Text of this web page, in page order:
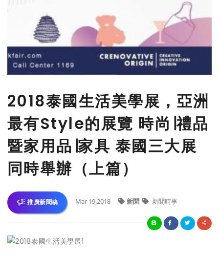
2018泰國生活美學展，亞洲
最有Style的展覽 時尚∣禮品
暨家用品∣家具 泰國三大展
同時舉辦（上篇）
推廣新聞稿 Mar 19,2018 新聞 新聞時事